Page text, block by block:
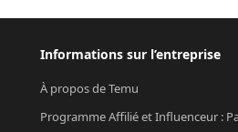
Informations sur l’entreprise
À propos de Temu
Programme Affilié et Influenceur :